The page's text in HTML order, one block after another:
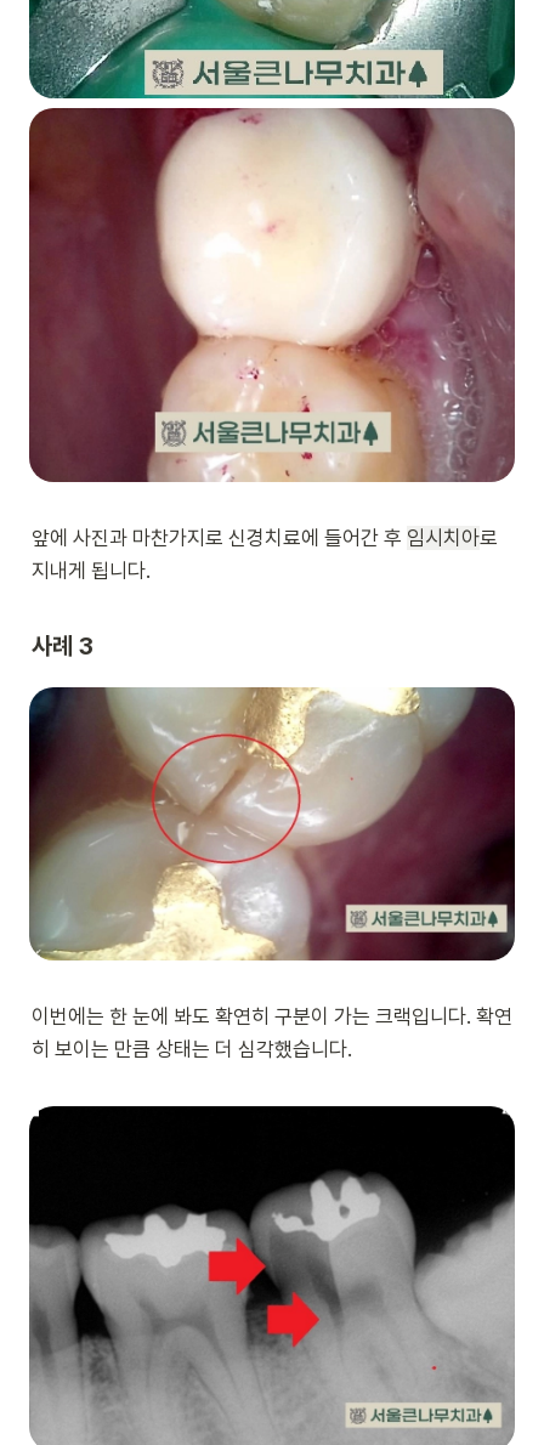
앞에 사진과 마찬가지로 신경치료에 들어간 후 임시치아로
지내게 됩니다.
사례 3
이번에는 한 눈에 봐도 확연히 구분이 가는 크랙입니다. 확연
히 보이는 만큼 상태는 더 심각했습니다.